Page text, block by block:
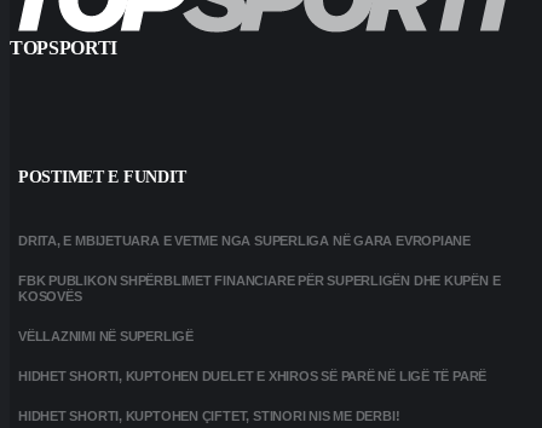
TOPSPORTI
POSTIMET E FUNDIT
DRITA, E MBIJETUARA E VETME NGA SUPERLIGA NË GARA EVROPIANE
FBK PUBLIKON SHPËRBLIMET FINANCIARE PËR SUPERLIGËN DHE KUPËN E
KOSOVËS
VËLLAZNIMI NË SUPERLIGË
HIDHET SHORTI, KUPTOHEN DUELET E XHIROS SË PARË NË LIGË TË PARË
HIDHET SHORTI, KUPTOHEN ÇIFTET, STINORI NIS ME DERBI!